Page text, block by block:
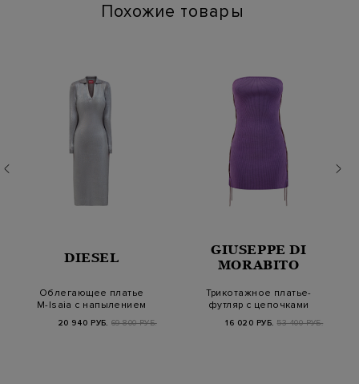
Похожие товары
DIESEL
Облегающее платье
M-Isaia с напылением
20 940 РУБ. 69 800 РУБ.
GIUSEPPE DI
MORABITO
Трикотажное платье-
футляр с цепочками
16 020 РУБ. 53 400 РУБ.